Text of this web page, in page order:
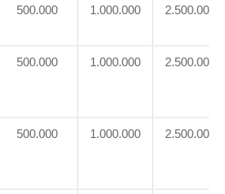
500.000 1.000.000 2.500.000
500.000 1.000.000 2.500.000
500.000 1.000.000 2.500.000